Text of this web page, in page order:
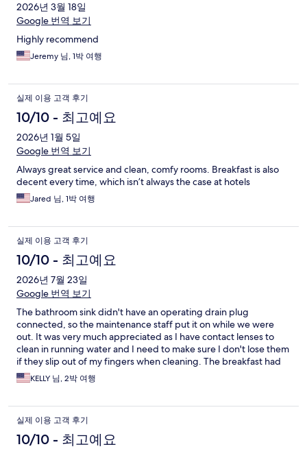
2026년 3월 18일
Google 번역 보기
Highly recommend
Jeremy 님, 1박 여행
실제 이용 고객 후기
10/10 - 최고예요
2026년 1월 5일
Google 번역 보기
Always great service and clean, comfy rooms. Breakfast is also
decent every time, which isn’t always the case at hotels
Jared 님, 1박 여행
실제 이용 고객 후기
10/10 - 최고예요
2026년 7월 23일
Google 번역 보기
The bathroom sink didn't have an operating drain plug
connected, so the maintenance staff put it on while we were
out. It was very much appreciated as I have contact lenses to
clean in running water and I need to make sure I don't lose them
if they slip out of my fingers when cleaning. The breakfast had
very good selections as well. Air handling system was a bit noisy,
but I brought my ear plugs so it was fine.
KELLY 님, 2박 여행
실제 이용 고객 후기
10/10 - 최고예요